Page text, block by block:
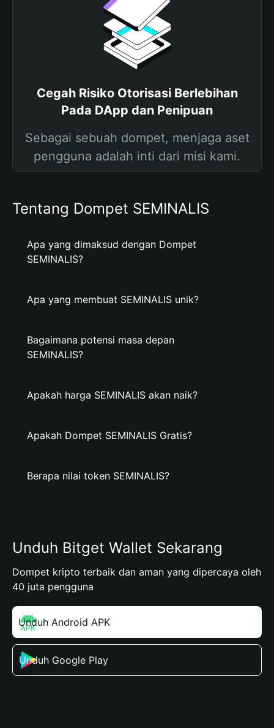
Cegah Risiko Otorisasi Berlebihan
Pada DApp dan Penipuan
Sebagai sebuah dompet, menjaga aset
pengguna adalah inti dari misi kami.
Tentang Dompet SEMINALIS
Apa yang dimaksud dengan Dompet
SEMINALIS?
Apa yang membuat SEMINALIS unik?
Bagaimana potensi masa depan
SEMINALIS?
Apakah harga SEMINALIS akan naik?
Apakah Dompet SEMINALIS Gratis?
Berapa nilai token SEMINALIS?
Unduh Bitget Wallet Sekarang
Dompet kripto terbaik dan aman yang dipercaya oleh
40 juta pengguna
Unduh Android APK
Unduh Google Play